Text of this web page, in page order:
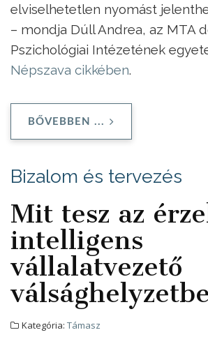
elviselhetetlen nyomást
– mondja Dúll Andrea, az MTA
Pszichológiai Intézetének
Népszava cikkében.
BŐVEBBEN ...
Bizalom és tervezés
Mit tesz az
intelligens
vállalatvezető
Kategória: Támasz